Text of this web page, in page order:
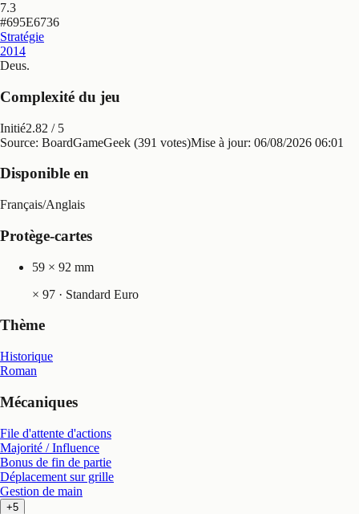
7.3
#695E6736
Stratégie
2014
Deus.
Complexité du jeu
Initié2.82 / 5
Source: BoardGameGeek (391 votes)Mise à jour: 06/08/2026 06:01
Disponible en
Français/Anglais
Protège-cartes
59 × 92 mm
× 97 · Standard Euro
Thème
Historique
Roman
Mécaniques
File d'attente d'actions
Majorité / Influence
Bonus de fin de partie
Déplacement sur grille
Gestion de main
+5